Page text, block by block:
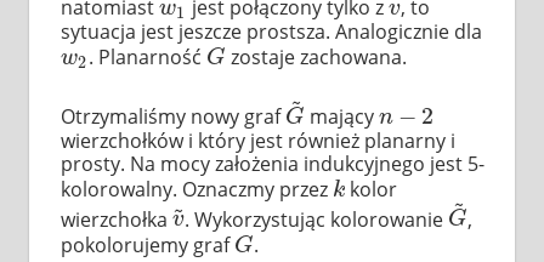
natomiast w1
w1 jest połączony tylko z v
v, to
sytuacja jest jeszcze prostsza. Analogicznie dla
w2
w2. Planarność G
G zostaje zachowana.
Otrzymaliśmy nowy graf G
~
G~ mający n − 2
n−2
wierzchołków i który jest również planarny i
prosty. Na mocy założenia indukcyjnego jest 5-
kolorowalny. Oznaczmy przez k
k kolor
wierzchołka v
~
v~. Wykorzystując kolorowanie G
~
G~,
pokolorujemy graf G
G .